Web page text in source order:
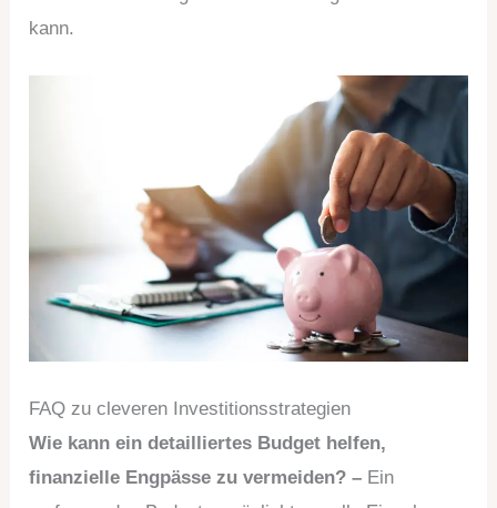
kann.
FAQ zu cleveren Investitionsstrategien
Wie kann ein detailliertes Budget helfen,
finanzielle Engpässe zu vermeiden? – Ein